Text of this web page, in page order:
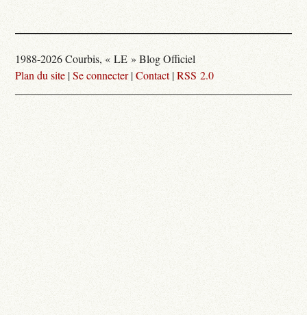
1988-2026 Courbis, « LE » Blog Officiel
Plan du site |Se connecter|Contact|RSS 2.0